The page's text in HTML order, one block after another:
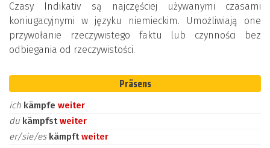
Czasy Indikativ są najczęściej używanymi czasami
koniugacyjnymi w języku niemieckim. Umożliwiają one
przywołanie rzeczywistego faktu lub czynności bez
odbiegania od rzeczywistości.
Präsens
ich kämpfe weiter
du kämpfstweiter
er/sie/es kämpftweiter